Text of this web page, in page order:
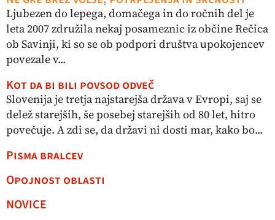
Ljubezen do lepega, domačega in do ročnih del je
leta 2007 združila nekaj posameznic iz občine Rečica
ob Savinji, ki so se ob podpori društva upokojencev
povezale v...
Kot da bi bili povsod odveč
Slovenija je tretja najstarejša država v Evropi, saj se
delež starejših, še posebej starejših od 80 let, hitro
povečuje. A zdi se, da državi ni dosti mar, kako bo...
Pisma bralcev
Opojnost oblasti
NOVICE